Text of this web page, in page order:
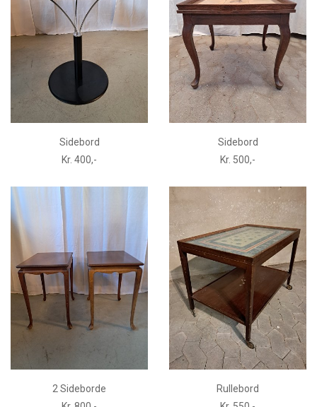
Sidebord
Kr. 400,-
Sidebord
Kr. 500,-
2 Sideborde
Rullebord